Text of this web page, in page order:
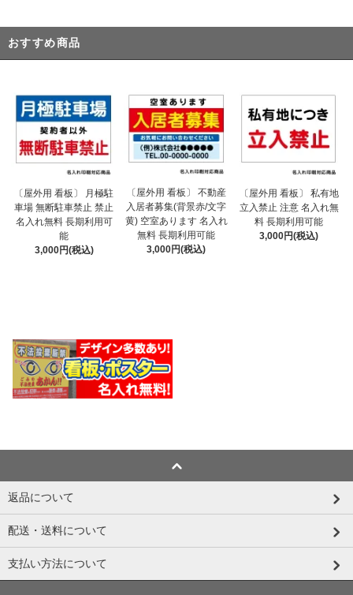
おすすめ商品
〔屋外用 看板〕 月極駐
車場 無断駐車禁止 禁止
名入れ無料 長期利用可
能
3,000円(税込)
〔屋外用 看板〕 不動産
入居者募集(背景赤/文字
黄) 空室あります 名入れ
無料 長期利用可能
3,000円(税込)
〔屋外用 看板〕 私有地
立入禁止 注意 名入れ無
料 長期利用可能
3,000円(税込)
返品について
配送・送料について
支払い方法について